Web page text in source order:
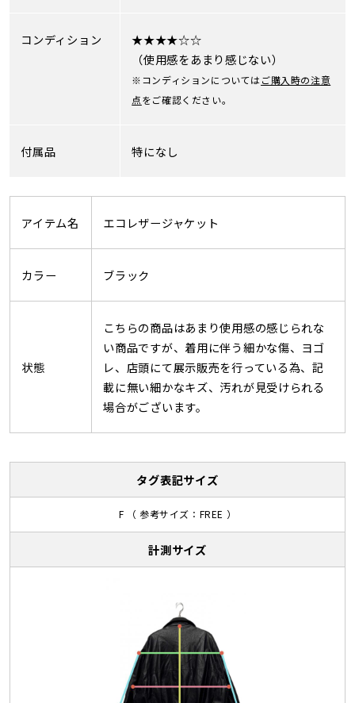
コンディション
★★★★☆☆
（使用感をあまり感じない）
※コンディションについてはご購入時の注意
点をご確認ください。
付属品 特になし
アイテム名 エコレザージャケット
カラー ブラック
状態
こちらの商品はあまり使用感の感じられな
い商品ですが、着用に伴う細かな傷、ヨゴ
レ、店頭にて展示販売を行っている為、記
載に無い細かなキズ、汚れが見受けられる
場合がございます。
タグ表記サイズ
F （ 参考サイズ：FREE ）
計測サイズ